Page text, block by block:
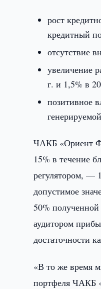
рост
кредитный
отсутствие
увеличение
г. и 1,5% в
позитивное
ЧАКБ «Ориент
15% в течение
регулятором, —
допустимое
50%
аудитором
достаточности
«В то же время
портфеля ЧАКБ